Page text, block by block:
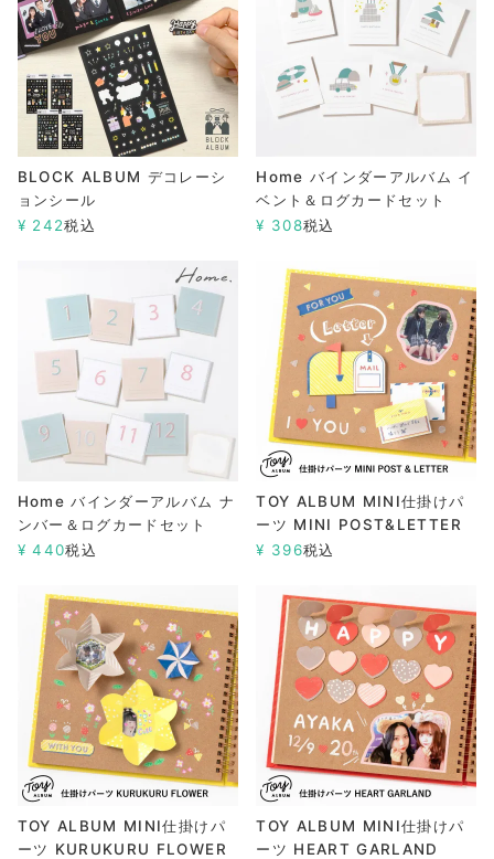
BLOCK ALBUM デコレーシ
ョンシール
¥ 242税込
Home バインダーアルバム イ
ベント＆ログカードセット
¥ 308税込
Home バインダーアルバム ナ
ンバー＆ログカードセット
¥ 440税込
TOY ALBUM MINI仕掛けパ
ーツ MINI POST&LETTER
¥ 396税込
TOY ALBUM MINI仕掛けパ
ーツ KURUKURU FLOWER
TOY ALBUM MINI仕掛けパ
ーツ HEART GARLAND